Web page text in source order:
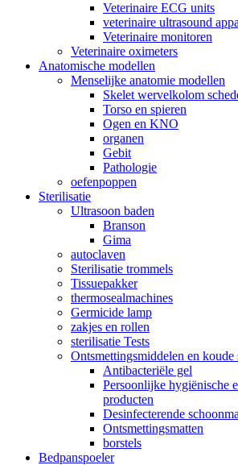
Veterinaire ECG units
veterinaire ultrasound
Veterinaire monitoren
Veterinaire oximeters
Anatomische modellen
Menselijke anatomie modellen
Skelet wervelkolom
Torso en spieren
Ogen en KNO
organen
Gebit
Pathologie
oefenpoppen
Sterilisatie
Ultrasoon baden
Branson
Gima
autoclaven
Sterilisatie trommels
Tissuepakker
thermosealmachines
Germicide lamp
zakjes en rollen
sterilisatie Tests
Ontsmettingsmiddelen en koude
Antibacteriële gel
Persoonlijke hygiënische
producten
Desinfecterende
Ontsmettingsmatten
borstels
Bedpanspoeler